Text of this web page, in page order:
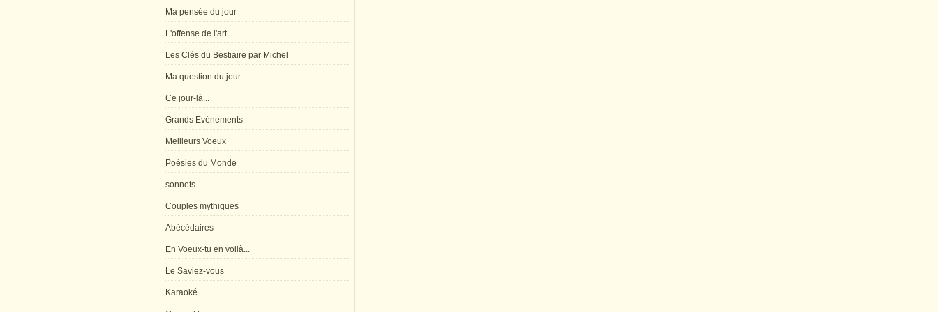
Ma pensée du jour
L'offense de l'art
Les Clés du Bestiaire par Michel
Ma question du jour
Ce jour-là...
Grands Evénements
Meilleurs Voeux
Poésies du Monde
sonnets
Couples mythiques
Abécédaires
En Voeux-tu en voilà...
Le Saviez-vous
Karaoké